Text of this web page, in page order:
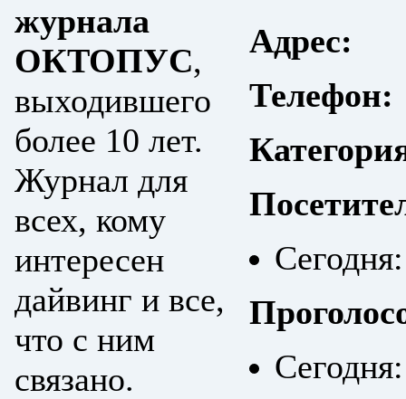
журнала
ОКТОПУС,
выходившего
более 10 лет.
Журнал для
всех, кому
интересен
дайвинг и все,
что с ним
связано.
Адрес:
Телефон: